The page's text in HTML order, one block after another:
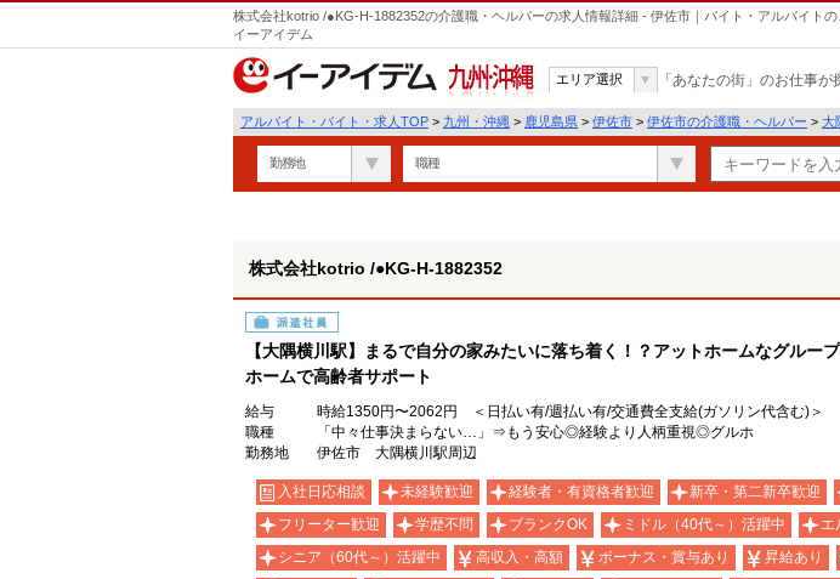
株式会社kotrio /●KG-H-1882352の介護職・ヘルパーの求人情報詳細 - 伊佐市｜バイト・アルバイトの
イーアイデム
九州・沖縄
エリア選択 「あなたの街」のお仕事が
アルバイト・バイト・求人TOP > 九州・沖縄 > 鹿児島県 > 伊佐市 > 伊佐市の介護職・ヘルパー > 大
勤務地 職種
株式会社kotrio /●KG-H-1882352
派遣社員
【大隅横川駅】まるで自分の家みたいに落ち着く！？アットホームなグループ
ホームで高齢者サポート
給与
時給1350円〜2062円 ＜日払い有/週払い有/交通費全支給(ガソリン代含む)＞
職種
「中々仕事決まらない…」⇒もう安心◎経験より人柄重視◎グルホ
勤務地
伊佐市 大隅横川駅周辺
入社日応相談 未経験歓迎 経験者・有資格者歓迎 新卒・第二新卒歓迎
フリーター歓迎
学歴不問 ブランクOK ミドル（40代～）活躍中
エ
シニア（60代～）活躍中
高収入・高額 ボーナス・賞与あり 昇給あり